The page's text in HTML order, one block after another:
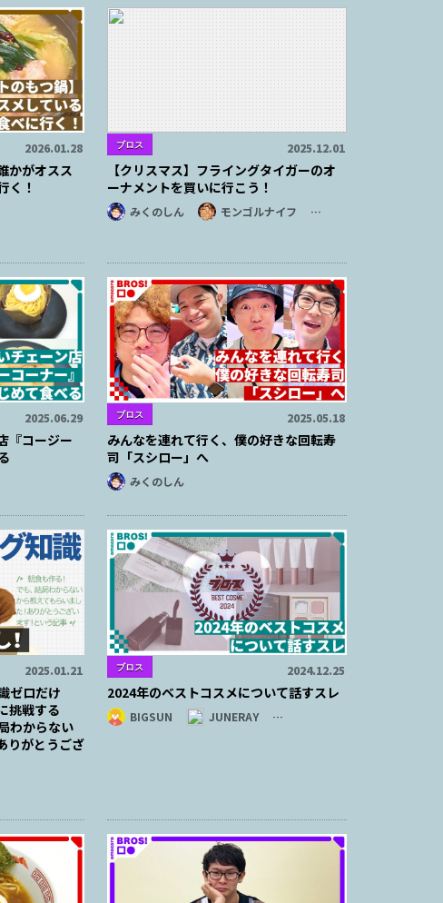
2026.01.28
かがオスス
く！
ブロス 2025.12.01
【クリスマス】フライングタイガーのオ
ーナメントを買いに行こう！
みくのしん モンゴルナイフ …
2025.06.29
『コージー
ブロス 2025.05.18
みんなを連れて行く、僕の好きな回転寿
司「スシロー」へ
みくのしん
2025.01.21
ゼロだけ
挑戦する
わからない
りがとうござ
ブロス 2024.12.25
2024年のベストコスメについて話すスレ
BIGSUN JUNERAY …